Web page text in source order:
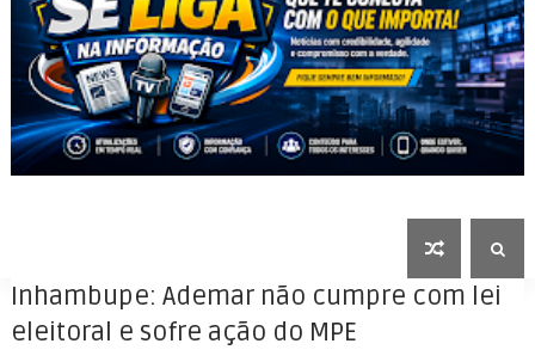
Inhambupe: Ademar não cumpre com lei
eleitoral e sofre ação do MPE